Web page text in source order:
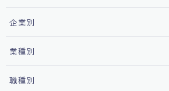
企業別
業種別
職種別